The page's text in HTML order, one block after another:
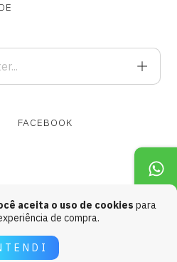
aceita o uso de cookies para
de compra.
FACEBOOK
@ 1989 - 2026. Todos os direitos